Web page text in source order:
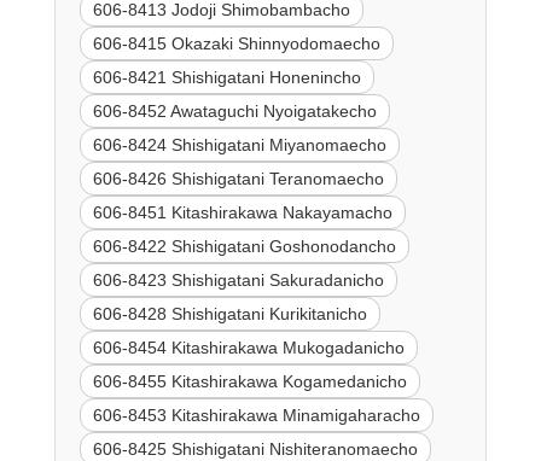
606-8413 Jodoji Shimobambacho
606-8415 Okazaki Shinnyodomaecho
606-8421 Shishigatani Honenincho
606-8452 Awataguchi Nyoigatakecho
606-8424 Shishigatani Miyanomaecho
606-8426 Shishigatani Teranomaecho
606-8451 Kitashirakawa Nakayamacho
606-8422 Shishigatani Goshonodancho
606-8423 Shishigatani Sakuradanicho
606-8428 Shishigatani Kurikitanicho
606-8454 Kitashirakawa Mukogadanicho
606-8455 Kitashirakawa Kogamedanicho
606-8453 Kitashirakawa Minamigaharacho
606-8425 Shishigatani Nishiteranomaecho